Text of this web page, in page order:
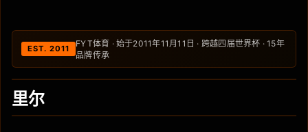
EST. 2011
FYT体育 · 始于2011年11月11日 · 跨越四届世界杯 · 15年
品牌传承
里尔